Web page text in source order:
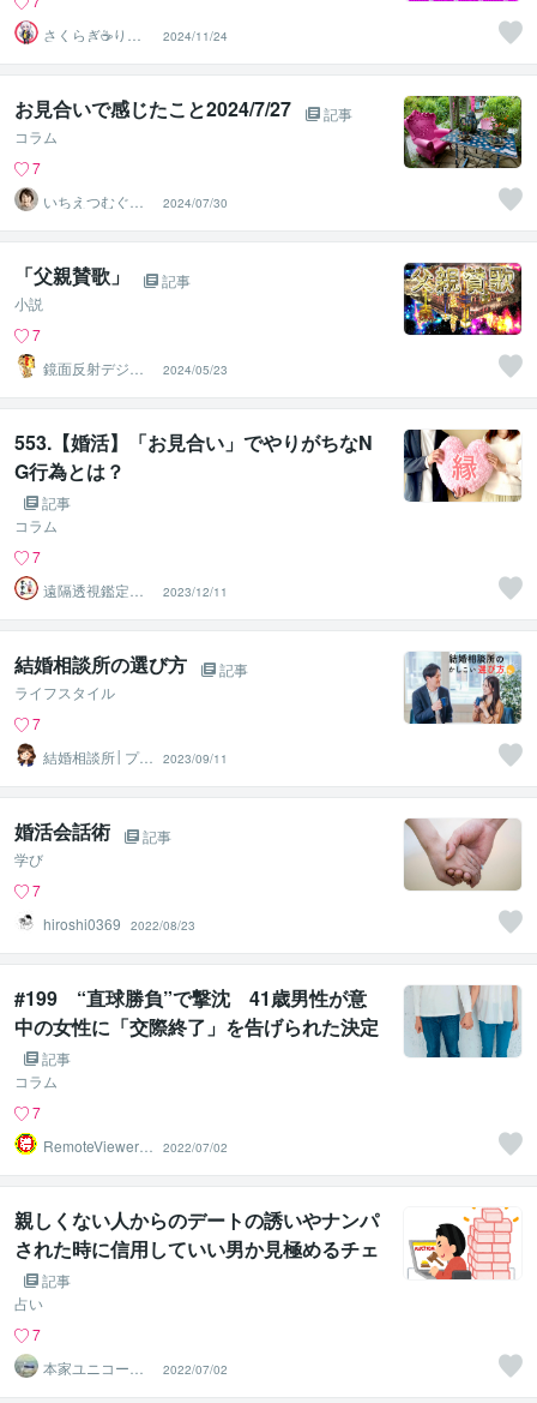
さくらぎ☕りょ
う⛎癒やし電話
相談サロン
2024/11/24
お見合いで感じたこと2024/7/27
記事
コラム
7
いちえつむぐ☆
婚活アドバイス1
2年
2024/07/30
「父親賛歌」
記事
小説
7
鏡面反射デジタ
ルアート製作所
（鈴木穣）
2024/05/23
553.【婚活】「お見合い」でやりがちなN
G行為とは？
記事
コラム
7
遠隔透視鑑定
師・すずか✡
2023/12/11
結婚相談所の選び方
記事
ライフスタイル
7
結婚相談所│プリ
マリエ鹿児島
2023/09/11
婚活会話術
記事
学び
7
hiroshi0369
2022/08/23
#199 “直球勝負”で撃沈 41歳男性が意
中の女性に「交際終了」を告げられた決定
的な一言
記事
コラム
7
RemoteViewer導
2022/07/02
親しくない人からのデートの誘いやナンパ
された時に信用していい男か見極めるチェ
ックポイント
記事
占い
7
本家ユニコーン
の使者桜10周年
ありがとう
2022/07/02